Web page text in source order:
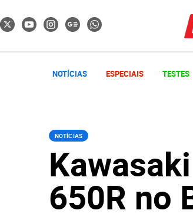
NOTÍCIAS ESPECIAIS TESTES
NOTÍCIAS
650R no